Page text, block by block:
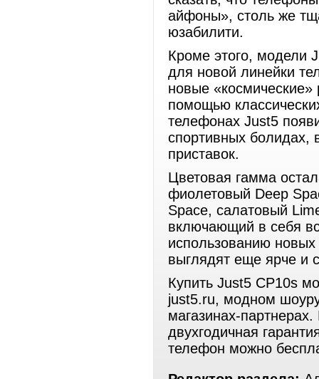
айфоны», столь же
юзабилити.
Кроме этого, модели
для новой линейки
новые
помощью
телефонах Just5
спортивных болидах,
приставок.
Цветовая гамма
фиолетовый Deep
Space, салатовый
включающий в себя
использованию
выглядят еще ярче и
Купить Just5 CP10s
just5.ru, модном
магазинах-
двухгодичная
телефон можно